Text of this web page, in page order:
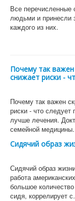
Все перечисленные
людьми и принесли
каждого из них.
Почему так важен
снижает риски -
Почему так важен
риски - что следует
лучше лечения.
семейной
Сидячий образ
Сидячий образ
работа
большое
сидя, коррелирует